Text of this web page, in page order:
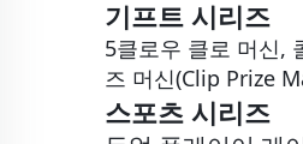
기프트 시리즈
5클로우 클로 머신,
즈 머신(Clip Prize
스포츠 시리즈